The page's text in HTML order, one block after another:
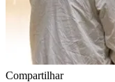
Compartilhar